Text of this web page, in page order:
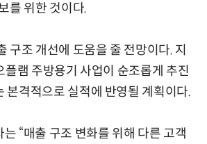
를 위한 것이다.
구조 개선에 도움을 줄 전망이다. 지
플램 주방용기 사업이 순조롭게 추진
본격적으로 실적에 반영될 계획이다.
“매출 구조 변화를 위해 다른 고객